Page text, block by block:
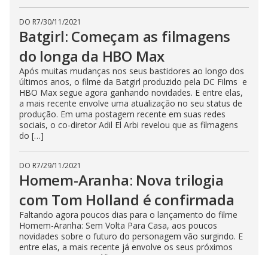
DO R7/30/11/2021
Batgirl: Começam as filmagens
do longa da HBO Max
Após muitas mudanças nos seus bastidores ao longo dos
últimos anos, o filme da Batgirl produzido pela DC Films e
HBO Max segue agora ganhando novidades. E entre elas,
a mais recente envolve uma atualização no seu status de
produção. Em uma postagem recente em suas redes
sociais, o co-diretor Adil El Arbi revelou que as filmagens
do […]
DO R7/29/11/2021
Homem-Aranha: Nova trilogia
com Tom Holland é confirmada
Faltando agora poucos dias para o lançamento do filme
Homem-Aranha: Sem Volta Para Casa, aos poucos
novidades sobre o futuro do personagem vão surgindo. E
entre elas, a mais recente já envolve os seus próximos